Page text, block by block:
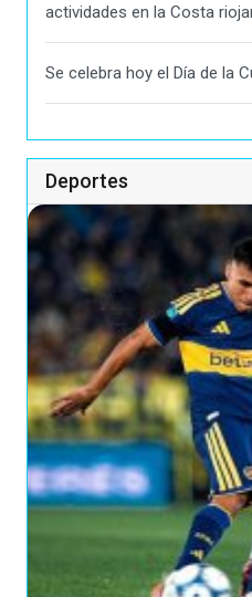
actividades en la Costa
Se celebra hoy el Día de la
Deportes